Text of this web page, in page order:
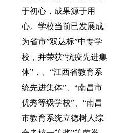
于初心，成果源于用
心。学校当前已发展成
为省市”双达标”中专学
校，并荣获“抗疫先进集
体”，、“江西省教育系
统先进集体”、“南昌市
优秀等级学校”、“南昌
市教育系统立德树人综